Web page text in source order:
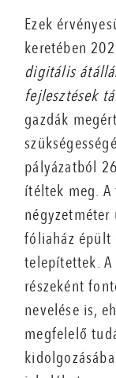
Ezek
keretében
digitális
fejlesztések
gazdák
pályázatból
ítéltek meg.
négyzetméter
fóliaház épült
telepítettek.
részeként
nevelése is,
megfelelő